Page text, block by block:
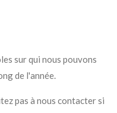
sur qui nous pouvons
de l'année.
pas à nous contacter si